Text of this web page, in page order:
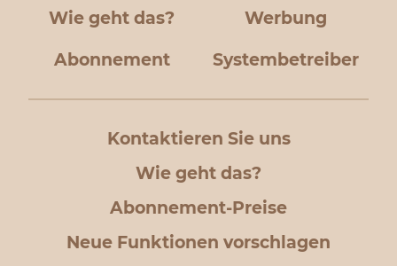
Wie geht das? Werbung
Abonnement Systembetreiber
Kontaktieren Sie uns
Wie geht das?
Abonnement-Preise
Neue Funktionen vorschlagen